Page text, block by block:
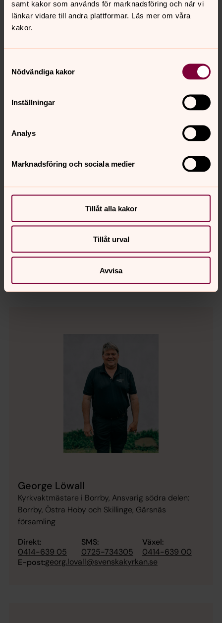
samt kakor som används för marknadsföring och när vi
länkar vidare till andra plattformar. Läs mer om våra
kakor.
Nödvändiga kakor
Inställningar
Analys
Marknadsföring och sociala medier
Tillåt alla kakor
Tillåt urval
Avvisa
Gravskötseladministration, Begravningsverksamhet
katalogisering av kyrkliga inventarier, Gärsnäs
församling
0414-639 21
SMS:
0725-734321
0414-639 00
lena.louisson@svenskakyrkan.se
George Löwall
Kyrkvaktmästare i Borrby, Ansvarig södra delen:
Borrby, Östra Hoby och Skillinge, Gärsnäs
församling
Direkt:
0414-639 05
SMS:
0725-734305
Växel:
0414-639 00
E-post:georg.lovall@svenskakyrkan.se